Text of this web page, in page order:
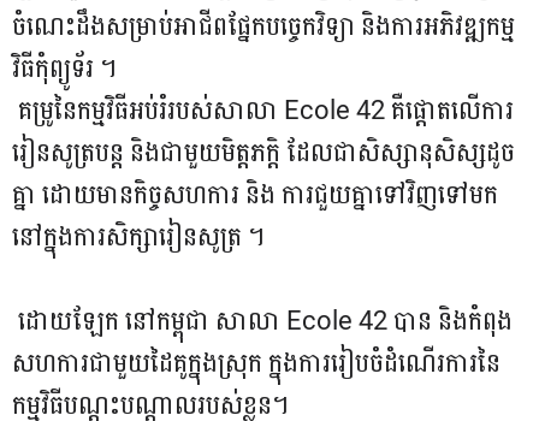
ចំណេះដឹងសម្រាប់អាជីពផ្នែកបច្ចេកវិទ្យា និងការអភិវឌ្ឍកម្ម
វិធីកុំព្យូទ័រ ។
គម្រូនៃកម្មវិធីអប់រំរបស់សាលា Ecole 42 គឺផ្តោតលើការ
រៀនសូត្របន្ត និងជាមួយមិត្តភក្តិ ដែលជាសិស្សានុសិស្សដូច
គ្នា ដោយមានកិច្ចសហការ និង ការជួយគ្នាទៅវិញទៅមក
នៅក្នុងការសិក្សារៀនសូត្រ ។
ដោយឡែក នៅកម្ពុជា សាលា Ecole 42 បាន និងកំពុង
សហការជាមួយដៃគូក្នុងស្រុក ក្នុងការរៀបចំដំណើរការនៃ
កម្មវិធីបណ្តុះបណ្តាលរបស់ខ្លួន។